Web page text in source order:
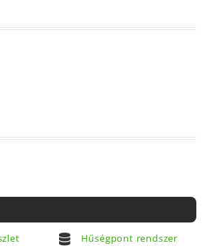
Hűségpont rendszer